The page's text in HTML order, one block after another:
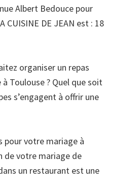
Albert Bedouce pour
CUISINE DE JEAN est : 18
organiser un repas
Toulouse ? Quel que soit
s’engagent à offrir une
pour votre mariage à
de votre mariage de
un restaurant est une